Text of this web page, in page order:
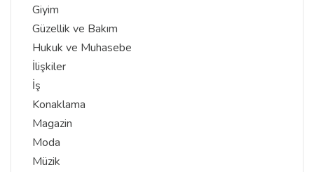
Giyim
Güzellik ve Bakım
Hukuk ve Muhasebe
İlişkiler
İş
Konaklama
Magazin
Moda
Müzik